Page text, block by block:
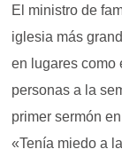
El ministro de
iglesia más
en lugares como
personas a la
primer sermón
«Tenía miedo a